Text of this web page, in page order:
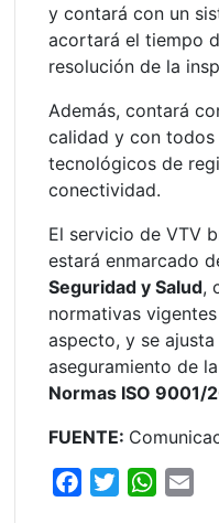
y contará con un
acortará el tiempo
resolución de la
Además, contará
calidad y con
tecnológicos de
conectividad.
El servicio de VTV
estará enmarcado
Seguridad y Salud,
normativas
aspecto, y se
aseguramiento de
Normas ISO 9001/
FUENTE:
W